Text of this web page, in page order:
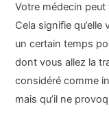
Votre médecin peut
Cela signifie
un certain temps
dont vous allez la
considéré comme
mais qu’il ne